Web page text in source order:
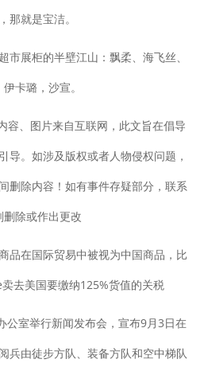
那就是宝洁。
展柜的半壁江山：飘柔、海飞丝、
卡璐，沙宣。
、图片来自互联网，此文旨在倡导
导。如涉及版权或者人物侵权问题，
删除内容！如有事件存疑部分，联系
删除或作出更改
在国际贸易中被视为中国商品，比
去美国要缴纳125%货值的关税
室举行新闻发布会，宣布9月3日在
兵由徒步方队、装备方队和空中梯队